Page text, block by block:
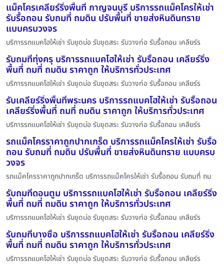
แม็คโครเคลียร์ริ่งพื้นที่ กาญจนบุรี บริการรถแม็คโครให้เช่า
รับรื้อถอน รับถมที่ ถมดิน ปรับพื้นที่ ขายส่งหินดินทราย
แบบครบวงจร
บริการรถแบคโฮให้เช่า รับขุดบ่อ รับขุดสระ รับวางท่อ รับรื้อถอน เคลียร์ร
รับถมที่ทุ่งครุ บริการรถแบคโฮให้เช่า รับรื้อถอน เคลียร์ริ่ง
พื้นที่ ถมที่ ถมดิน ราคาถูก ให้บริการทั่วประเทศ
บริการรถแบคโฮให้เช่า รับขุดบ่อ รับขุดสระ รับวางท่อ รับรื้อถอน เคลียร์ร
รับเคลียร์ริ่งพื้นที่พระนคร บริการรถแบคโฮให้เช่า รับรื้อถอน
เคลียร์ริ่งพื้นที่ ถมที่ ถมดิน ราคาถูก ให้บริการทั่วประเทศ
บริการรถแบคโฮให้เช่า รับขุดบ่อ รับขุดสระ รับวางท่อ รับรื้อถอน เคลียร์ร
รถแม็คโครราคาถูกปากเกร็ด บริการรถแม็คโครให้เช่า รับรื้อ
ถอน รับถมที่ ถมดิน ปรับพื้นที่ ขายส่งหินดินทราย แบบครบ
วงจร
รถแม็คโครราคาถูกปากเกร็ด บริการรถแม็คโครให้เช่า รับรื้อถอน รับถมที่ ถม
รับถมที่ดอนตูม บริการรถแบคโฮให้เช่า รับรื้อถอน เคลียร์ริ่ง
พื้นที่ ถมที่ ถมดิน ราคาถูก ให้บริการทั่วประเทศ
บริการรถแบคโฮให้เช่า รับขุดบ่อ รับขุดสระ รับวางท่อ รับรื้อถอน เคลียร์ร
รับถมที่บางซื่อ บริการรถแบคโฮให้เช่า รับรื้อถอน เคลียร์ริ่ง
พื้นที่ ถมที่ ถมดิน ราคาถูก ให้บริการทั่วประเทศ
บริการรถแบคโฮให้เช่า รับขุดบ่อ รับขุดสระ รับวางท่อ รับรื้อถอน เคลียร์ร